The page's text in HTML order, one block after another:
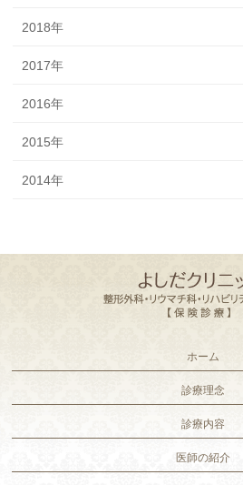
2018年
2017年
2016年
2015年
2014年
ホーム
診療理念
診療内容
医師の紹介